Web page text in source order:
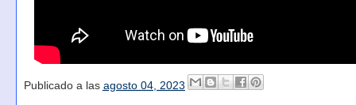
Publicado a las agosto 04, 2023